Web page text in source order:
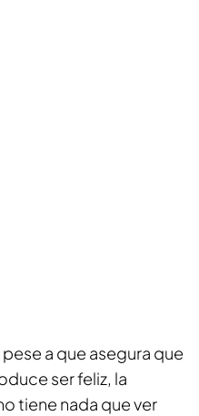
a que asegura que
ser feliz, la
tiene nada que ver